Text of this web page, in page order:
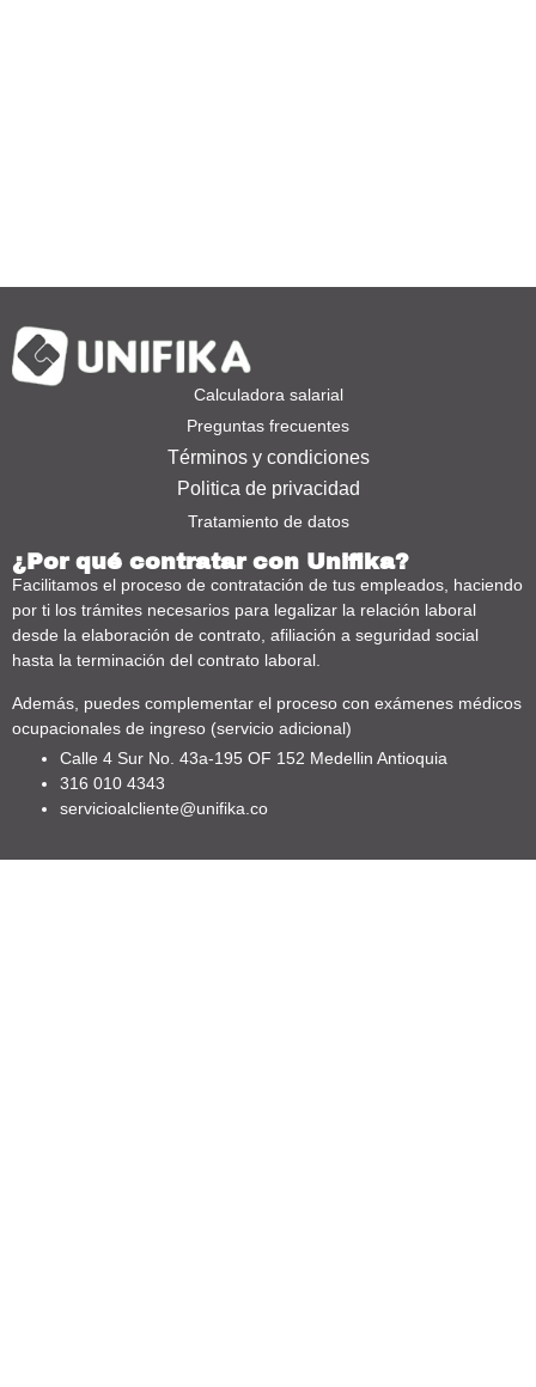
Calculadora salarial
Preguntas frecuentes
Términos y condiciones
Politica de privacidad
Tratamiento de datos
¿Por qué contratar con Unifika?
Facilitamos el proceso de contratación de tus empleados, haciendo
por ti los trámites necesarios para legalizar la relación laboral
desde la elaboración de contrato, afiliación a seguridad social
hasta la terminación del contrato laboral.
Además, puedes complementar el proceso con exámenes médicos
ocupacionales de ingreso (servicio adicional)
Calle 4 Sur No. 43a-195 OF 152 Medellin Antioquia
316 010 4343
servicioalcliente@unifika.co